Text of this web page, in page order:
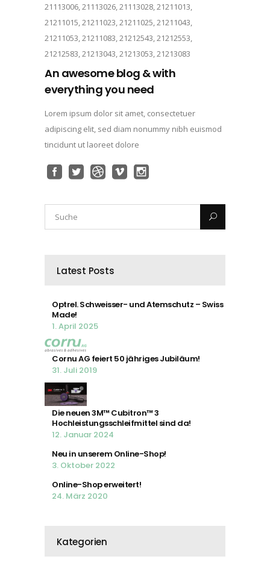
21113006, 21113026, 21113028, 21211013,
21211015, 21211023, 21211025, 21211043,
21211053, 21211083, 21212543, 21212553,
21212583, 21213043, 21213053, 21213083
An awesome blog & with
everything you need
Lorem ipsum dolor sit amet, consectetuer
adipiscing elit, sed diam nonummy nibh euismod
tincidunt ut laoreet dolore
Latest Posts
Optrel. Schweisser- und Atemschutz – Swiss
Made!
1. April 2025
Cornu AG feiert 50 jähriges Jubiläum!
31. Juli 2019
Die neuen 3M™ Cubitron™ 3
Hochleistungsschleifmittel sind da!
12. Januar 2024
Neu in unserem Online-Shop!
3. Oktober 2022
Online-Shop erweitert!
24. März 2020
Kategorien